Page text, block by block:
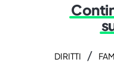
DIRITTI /